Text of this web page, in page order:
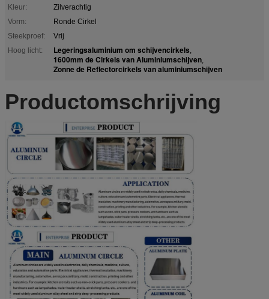
Kleur:
Zilverachtig
Vorm:
Ronde Cirkel
Steekproef:
Vrij
Hoog licht:
Legeringsaluminium om schijvencirkels,
1600mm de Cirkels van Aluminiumschijven,
Zonne de Reflectorcirkels van aluminiumschijven
Productomschrijving